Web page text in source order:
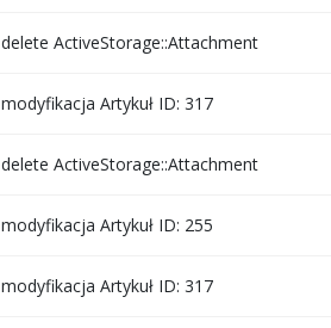
delete ActiveStorage::Attachment
modyfikacja Artykuł ID: 317
delete ActiveStorage::Attachment
modyfikacja Artykuł ID: 255
modyfikacja Artykuł ID: 317